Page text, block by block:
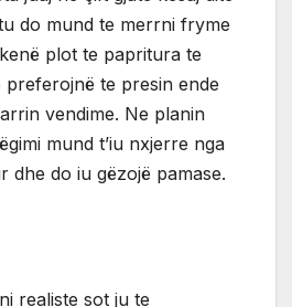
do mund te merrni fryme
plot te papritura te
te presin ende
vendime. Ne planin
mund t’iu nxjerre nga
dhe do iu gëzojë pamase.
realiste sot ju te